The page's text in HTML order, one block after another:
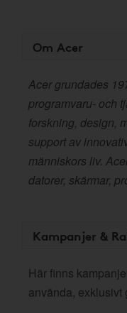
Om Acer
Acer grundades
programvaru- och
forskning, design,
support av
människors liv.
datorer, skärmar,
Kampanjer &
Här finns
använda, exklusivt